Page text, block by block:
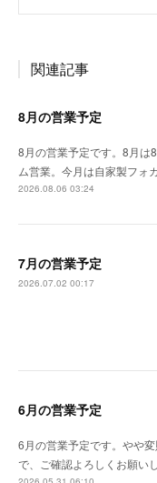
関連記事
8月の営業予定
8月の営業予定です。8月は
ム営業。今月は自家製フ
2026.08.06 03:24
7月の営業予定
2026.07.02 00:17
6月の営業予定
6月の営業予定です。やや
で、ご確認よろしくお願いし